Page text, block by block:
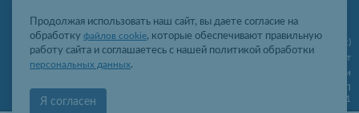
Москва
ул. Гарибальди, д.8, пом.I, комн.4 (юр. адрес)
09:00-19:00 пн-пт
2006-2026 © Профит Лайт Оптом люстры и светильники
ООО "ПРОФИТ ЛАЙТ", ОГРН 1077761388242, ИНН 7736566310, КПП
773601001
Продолжая использовать наш сайт, вы даете согласие на
обработку файлов cookie, которые обеспечивают правильную
работу сайта и соглашаетесь с нашей политикой обработки
персональных данных.
Я согласен